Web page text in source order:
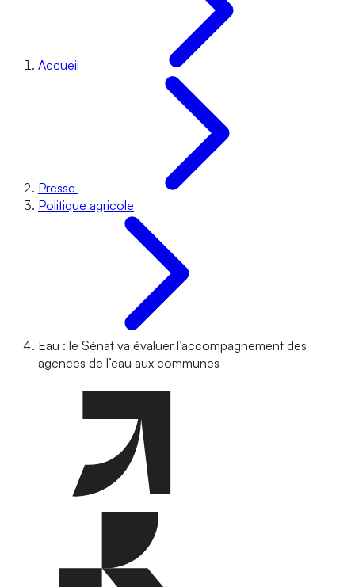
Accueil
Presse
Politique agricole
Eau : le Sénat va évaluer l’accompagnement des
agences de l’eau aux communes